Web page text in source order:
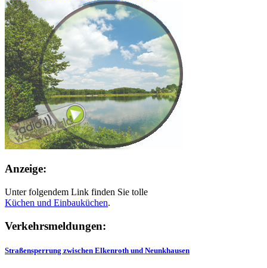
Anzeige:
Unter folgendem Link finden Sie tolle
Küchen und Einbauküchen.
Verkehrsmeldungen:
Straßensperrung zwischen Elkenroth und Neunkhausen